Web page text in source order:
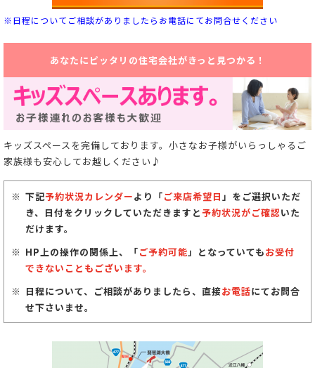
※日程についてご相談がありましたらお電話にてお問合せください
あなたにピッタリの住宅会社がきっと見つかる！
キッズスペースを完備しております。小さなお子様がいらっしゃるご
家族様も安心してお越しください♪
下記予約状況カレンダーより「ご来店希望日 」をご選択いただ
き、日付をクリックしていただきますと予約状況がご確認いた
だけます。
HP上の操作の関係上、「ご予約可能 」となっていてもお受付
できないこともございます。
日程について、ご相談がありましたら、直接お電話にてお問合
せ下さいませ。